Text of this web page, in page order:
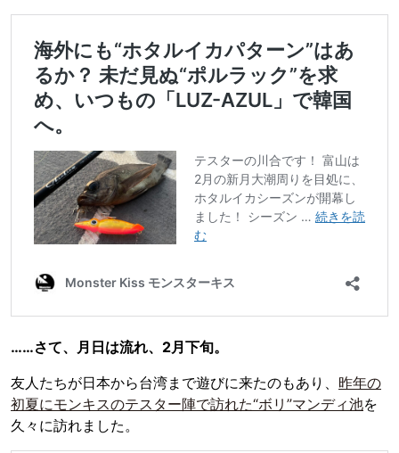
……さて、月日は流れ、2月下旬。
友人たちが日本から台湾まで遊びに来たのもあり、 昨年の
初夏にモンキスのテスター陣で訪れた“ボリ”マンディ池を
久々に訪れました。